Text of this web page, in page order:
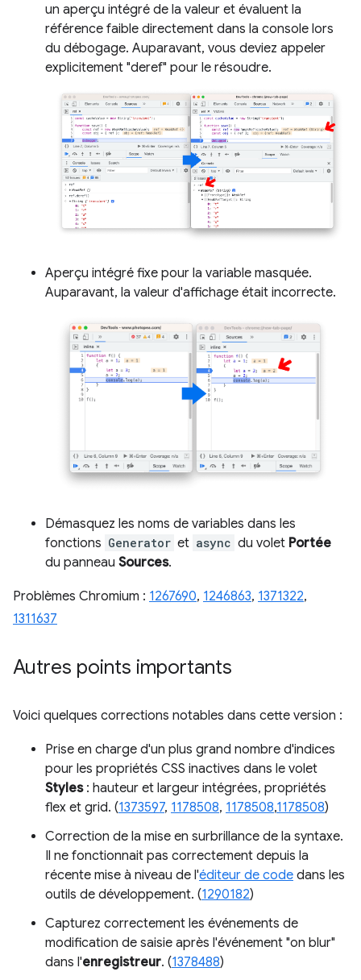
un aperçu intégré de la valeur et évaluent la
référence faible directement dans la console lors
du débogage. Auparavant, vous deviez appeler
explicitement "deref" pour le résoudre.
Aperçu intégré fixe pour la variable masquée.
Auparavant, la valeur d'affichage était incorrecte.
Démasquez les noms de variables dans les
fonctions Generator et async du volet Portée
du panneau Sources.
Problèmes Chromium : 1267690, 1246863, 1371322,
1311637
Autres points importants
Voici quelques corrections notables dans cette version :
Prise en charge d'un plus grand nombre d'indices
pour les propriétés CSS inactives dans le volet
Styles: hauteur et largeur intégrées, propriétés
flex et grid. (1373597, 1178508, 1178508,1178508)
Correction de la mise en surbrillance de la syntaxe.
Il ne fonctionnait pas correctement depuis la
récente mise à niveau de l'éditeur de code dans les
outils de développement. (1290182)
Capturez correctement les événements de
modification de saisie après l'événement "on blur"
dans l'enregistreur. (1378488)